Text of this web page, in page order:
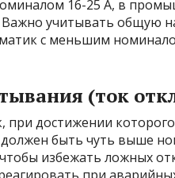
16-25 А, в
учитывать общую
с меньшим
(ток
при достижении
быть чуть выше
избежать ложных